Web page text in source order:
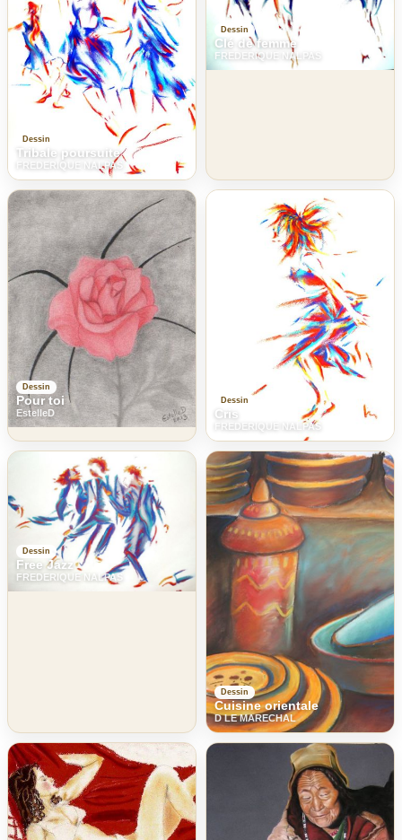
Dessin
Tribale poursuite
FREDERIQUE NALPAS
Dessin
Clé de femme
FREDERIQUE NALPAS
Dessin
Pour toi
EstelleD
Dessin
Cris
FREDERIQUE NALPAS
Dessin
Free Jazz
FREDERIQUE NALPAS
Dessin
Cuisine orientale
D LE MARECHAL